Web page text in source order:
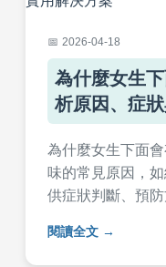
2026-04-18
為什麼女生
析原因、症
為什麼女生下面
味的常見原因，
供症狀判斷、預
異味困擾，維護健
閱讀全文